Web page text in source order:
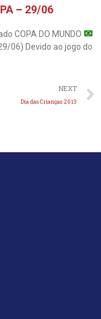
– 29/06
COPA DO MUNDO
06) Devido ao jogo do
NEXT
Dia das Crianças 2013